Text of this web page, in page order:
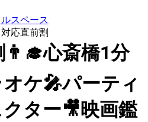
スペース
応直前割
心斎橋1分
ケ🎤パーティ
ター🎥映画鑑